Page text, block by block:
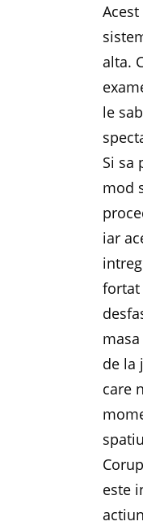
alta.
le
Si sa
mod
iar
de la
care
este